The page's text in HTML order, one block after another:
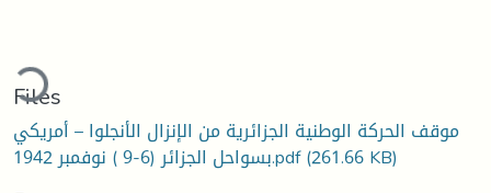
Loading...
Files
موقف الحركة الوطنية الجزائرية من الإنزال الأنجلوا – أمريكي
بسواحل الجزائر (6-9 ) نوفمبر 1942.pdf(261.66 KB)